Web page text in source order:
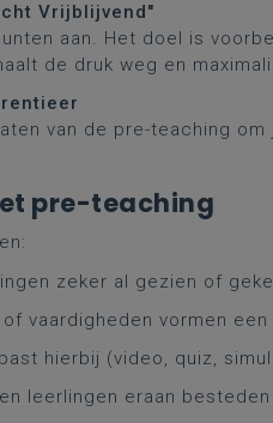
Vrijblijvend"
aan. Het doel is
de druk weg en
van de pre-teaching om
pre-teaching
zeker al gezien of
vaardigheden vormen een
hierbij (video, quiz,
leerlingen eraan besteden